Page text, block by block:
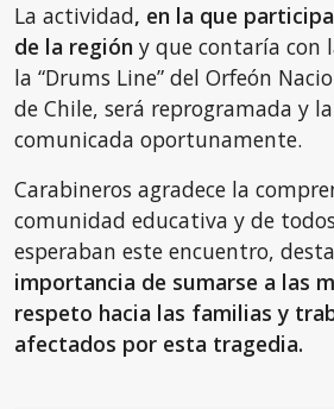
La actividad, en la que
de la región y que contaría con
la “Drums Line” del Orfeón
de Chile, será reprogramada y
comunicada oportunamente.
Carabineros agradece la
comunidad educativa y de
esperaban este encuentro,
importancia de sumarse a las
respeto hacia las familias y
afectados por esta tragedia.